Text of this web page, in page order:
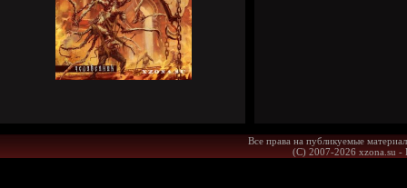
Все права на публикуемые
(С) 2007-2026 xzona.su -